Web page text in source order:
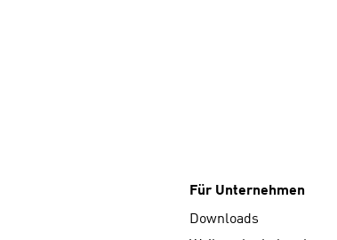
Für Unternehmen
Downloads